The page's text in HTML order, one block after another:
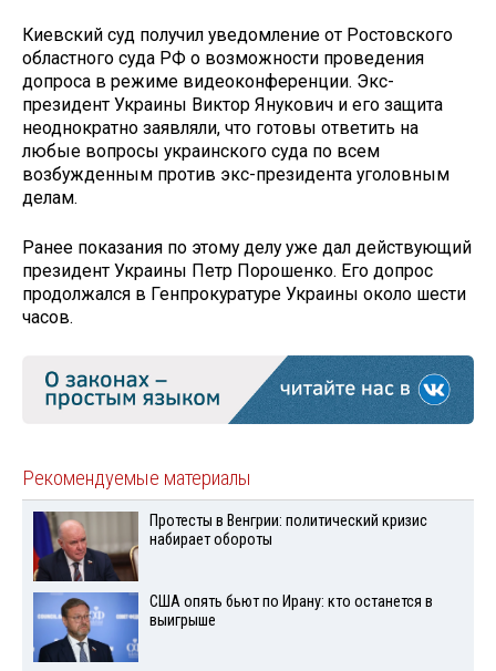
Киевский суд получил уведомление от Ростовского
областного суда РФ о возможности проведения
допроса в режиме видеоконференции. Экс-
президент Украины Виктор Янукович и его защита
неоднократно заявляли, что готовы ответить на
любые вопросы украинского суда по всем
возбужденным против экс-президента уголовным
делам.
Ранее показания по этому делу уже дал действующий
президент Украины Петр Порошенко. Его допрос
продолжался в Генпрокуратуре Украины около шести
часов.
Рекомендуемые материалы
Протесты в Венгрии: политический кризис
набирает обороты
США опять бьют по Ирану: кто останется в
выигрыше